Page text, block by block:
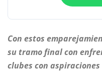
Con estos
su tramo final con
clubes con